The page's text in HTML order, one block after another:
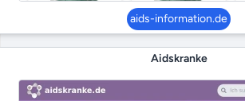
aids-information.de
Aidskranke